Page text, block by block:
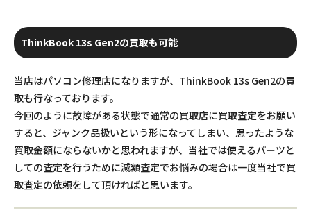
ThinkBook 13s Gen2の買取も可能
当店はパソコン修理店になりますが、ThinkBook 13s Gen2の買
取も行なっております。
今回のように故障がある状態で通常の買取店に買取査定をお願い
すると、ジャンク品扱いという形になってしまい、思ったような
買取金額にならないかと思われますが、当社では使えるパーツと
しての査定を行うために減額査定でお悩みの場合は一度当社で買
取査定の依頼をして頂ければと思います。